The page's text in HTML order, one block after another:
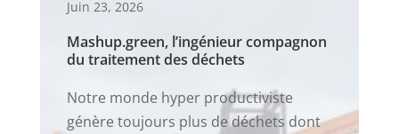
Juin 23, 2026
Mashup.green, l’ingénieur compagnon
du traitement des déchets
Notre monde hyper productiviste
génère toujours plus de déchets dont